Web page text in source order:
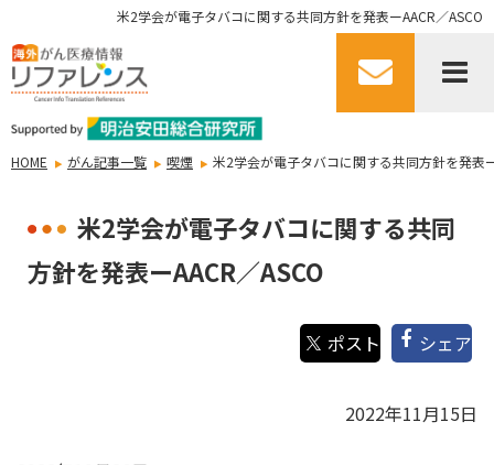
米2学会が電子タバコに関する共同方針を発表ーAACR／ASCO
HOME がん記事一覧 喫煙 米2学会が電子タバコに関する共同方針を発表
米2学会が電子タバコに関する共同
方針を発表ーAACR／ASCO
シェア
2022年11月15日